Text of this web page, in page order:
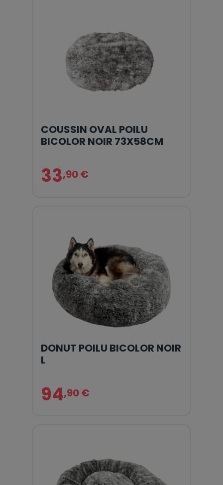
COUSSIN OVAL POILU
BICOLOR NOIR 73X58CM
33,90 €
DONUT POILU BICOLOR NOIR
L
94,90 €